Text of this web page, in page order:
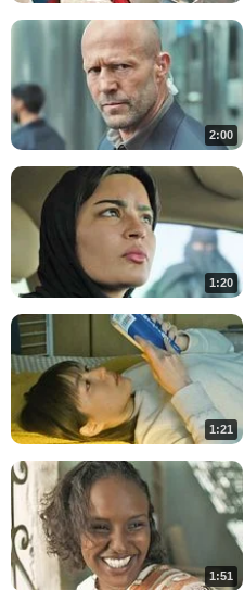
2:00
1:20
1:21
1:51